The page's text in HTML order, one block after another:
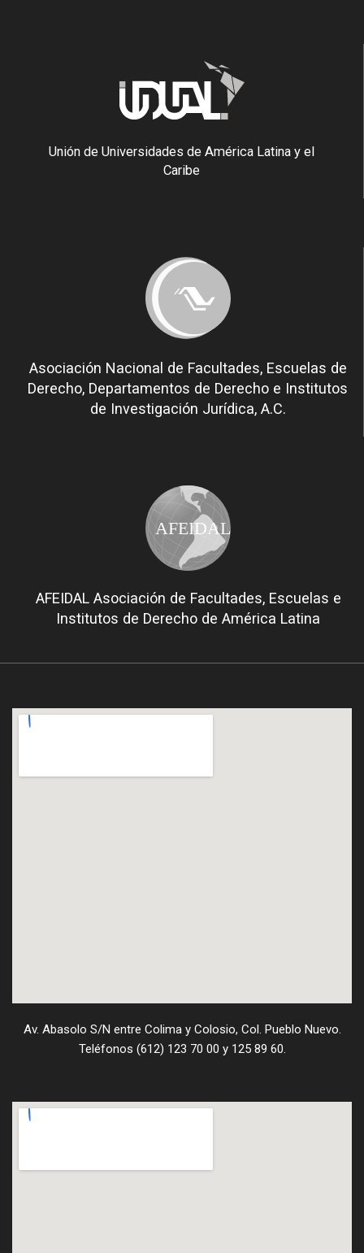
Unión de Universidades de América Latina y el
Caribe
Asociación Nacional de Facultades, Escuelas de
Derecho, Departamentos de Derecho e Institutos
de Investigación Jurídica, A.C.
AFEIDAL
AFEIDAL Asociación de Facultades, Escuelas e
Institutos de Derecho de América Latina
Av. Abasolo S/N entre Colima y Colosio, Col. Pueblo Nuevo.
Teléfonos (612) 123 70 00 y 125 89 60.